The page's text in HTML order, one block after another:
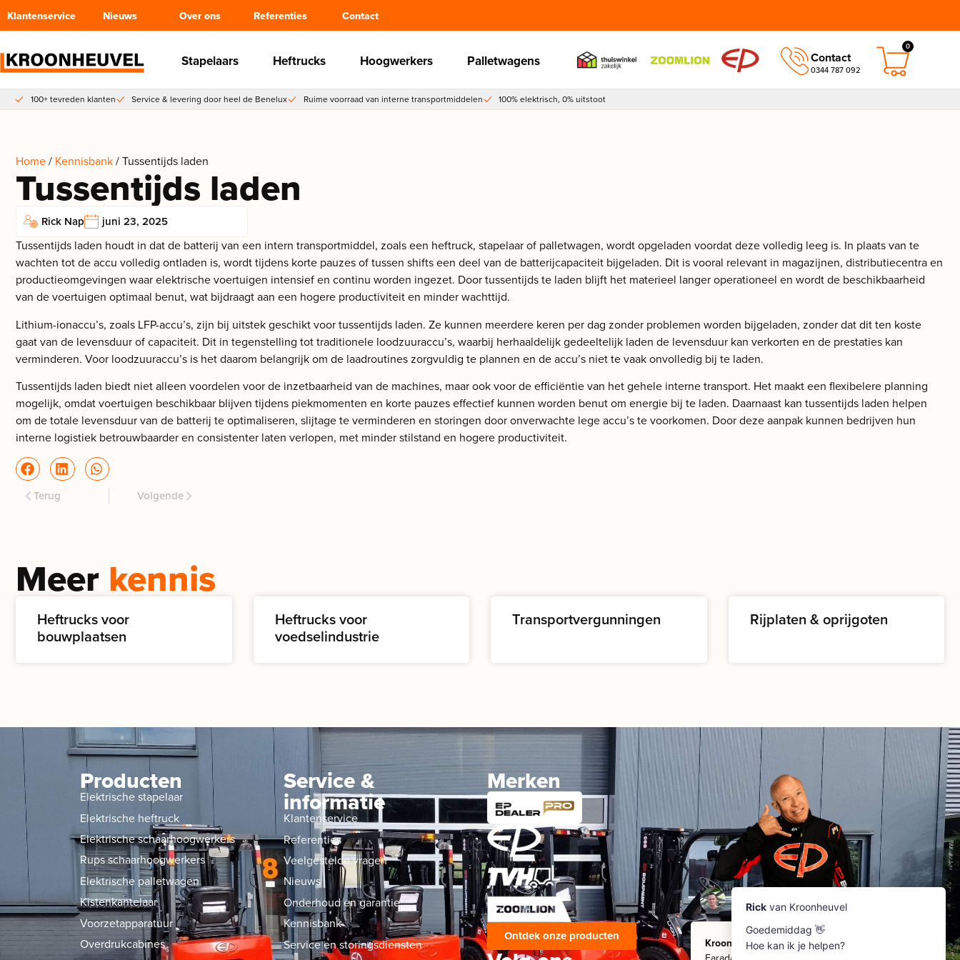
Klantenservice Nieuws Over ons Referenties Contact
Stapelaars Heftrucks Hoogwerkers Palletwagens Contact
0344 787 092
0
100+ tevreden klanten Service & levering door heel de Benelux Ruime voorraad van interne transportmiddelen 100% elektrisch, 0% uitstoot
Home/ Kennisbank/ Tussentijds laden
Tussentijds laden
Rick Nap juni 23, 2025
Tussentijds laden houdt in dat de batterij van een intern transportmiddel, zoals een heftruck, stapelaar of palletwagen, wordt opgeladen voordat deze volledig leeg is. In plaats van te
wachten tot de accu volledig ontladen is, wordt tijdens korte pauzes of tussen shifts een deel van de batterijcapaciteit bijgeladen. Dit is vooral relevant in magazijnen, distributiecentra en
productieomgevingen waar elektrische voertuigen intensief en continu worden ingezet. Door tussentijds te laden blijft het materieel langer operationeel en wordt de beschikbaarheid
van de voertuigen optimaal benut, wat bijdraagt aan een hogere productiviteit en minder wachttijd.
Lithium-ionaccu’s, zoals LFP-accu’s, zijn bij uitstek geschikt voor tussentijds laden. Ze kunnen meerdere keren per dag zonder problemen worden bijgeladen, zonder dat dit ten koste
gaat van de levensduur of capaciteit. Dit in tegenstelling tot traditionele loodzuuraccu’s, waarbij herhaaldelijk gedeeltelijk laden de levensduur kan verkorten en de prestaties kan
verminderen. Voor loodzuuraccu’s is het daarom belangrijk om de laadroutines zorgvuldig te plannen en de accu’s niet te vaak onvolledig bij te laden.
Tussentijds laden biedt niet alleen voordelen voor de inzetbaarheid van de machines, maar ook voor de efficiëntie van het gehele interne transport. Het maakt een flexibelere planning
mogelijk, omdat voertuigen beschikbaar blijven tijdens piekmomenten en korte pauzes effectief kunnen worden benut om energie bij te laden. Daarnaast kan tussentijds laden helpen
om de totale levensduur van de batterij te optimaliseren, slijtage te verminderen en storingen door onverwachte lege accu’s te voorkomen. Door deze aanpak kunnen bedrijven hun
interne logistiek betrouwbaarder en consistenter laten verlopen, met minder stilstand en hogere productiviteit.
Terug Volgende
Meer kennis
Heftrucks voor
bouwplaatsen
Heftrucks voor
voedselindustrie
Transportvergunningen Rijplaten & oprijgoten
Producten
Elektrische stapelaar
Elektrische heftruck
Elektrische schaarhoogwerkers
Rups schaarhoogwerkers
Elektrische palletwagen
Kistenkantelaar
Voorzetapparatuur
Overdrukcabines
Service &
informatie
Klantenservice
Referenties
Veelgestelde vragen
Nieuws
Onderhoud en garantie
Kennisbank
Service en storingsdiensten
Merken
Ontdek onze producten
Kroonheuvel